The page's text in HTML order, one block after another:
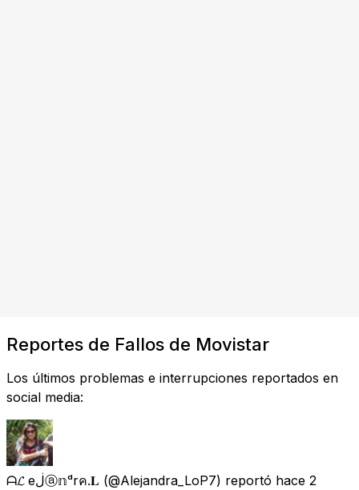
Reportes de Fallos de Movistar
Los últimos problemas e interrupciones reportados en
social media:
ᗩ𝓛 eڶⓐ𝕟ᵈrค.𝐋 (@Alejandra_LoP7) reportó hace 2